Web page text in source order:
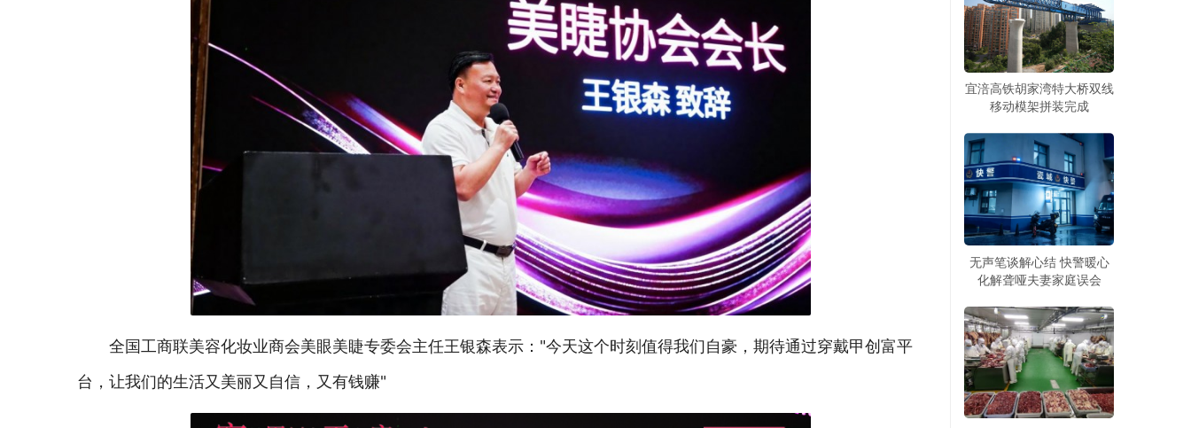
全国工商联美容化妆业商会美眼美睫专委会主任王银森表示："今天这个时刻值得我们自豪，期待通过穿戴甲创富平
台，让我们的生活又美丽又自信，又有钱赚"
宜涪高铁胡家湾特大桥双线
移动模架拼装完成
无声笔谈解心结 快警暖心
化解聋哑夫妻家庭误会